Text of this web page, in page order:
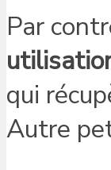
Par
qui
Autre